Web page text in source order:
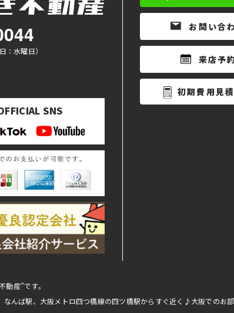
：水曜日）
SNS
お問い合
来店予約
初期費用見
産”です。
なんば駅、大阪メトロ四つ橋線の四ツ橋駅からすぐ近く♪大阪での